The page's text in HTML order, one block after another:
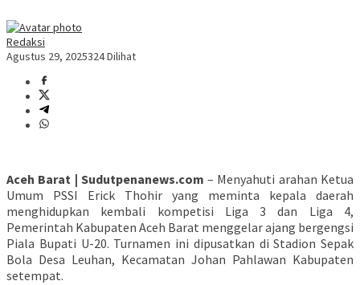
Redaksi
Agustus 29, 2025324 Dilihat
Aceh Barat | Sudutpenanews.com – Menyahuti arahan Ketua
Umum PSSI Erick Thohir yang meminta kepala daerah
menghidupkan kembali kompetisi Liga 3 dan Liga 4,
Pemerintah Kabupaten Aceh Barat menggelar ajang bergengsi
Piala Bupati U-20. Turnamen ini dipusatkan di Stadion Sepak
Bola Desa Leuhan, Kecamatan Johan Pahlawan Kabupaten
setempat.